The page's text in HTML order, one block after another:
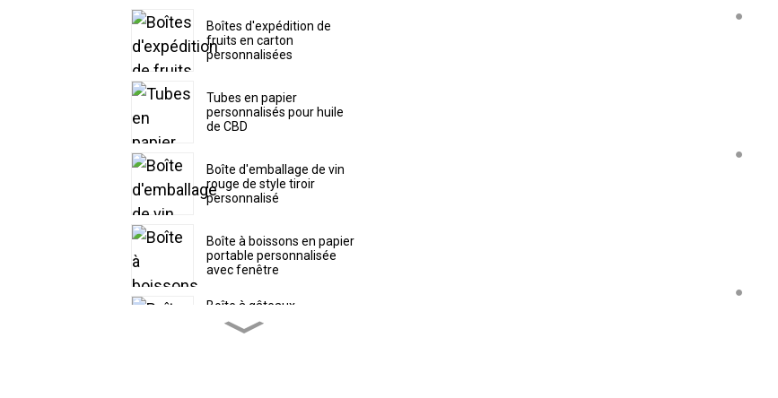
Boîtes d'expédition de
fruits en carton
personnalisées
Tubes en papier
personnalisés pour huile
de CBD
Boîte d'emballage de vin
rouge de style tiroir
personnalisé
Boîte à boissons en papier
portable personnalisée
avec fenêtre
Boîte à gâteaux
personnalisée avec
couvercle supérieur
●
●
●